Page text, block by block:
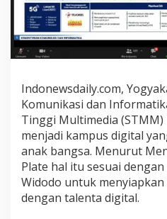
l
,
M
e
n
o
m
i
n
f
:
S
T
Indonewsdaily.com,
Komunikasi dan
Tinggi Multimedia
menjadi kampus digital
anak bangsa. Menurut
Plate hal itu sesuai
Widodo untuk
dengan talenta digital.